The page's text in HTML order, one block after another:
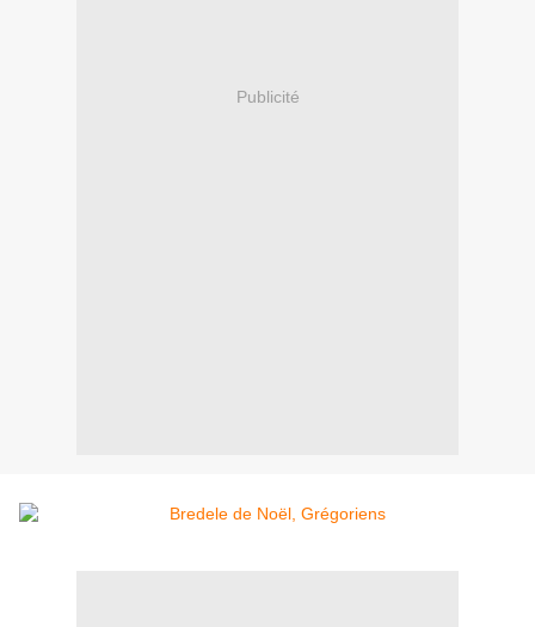
Publicité